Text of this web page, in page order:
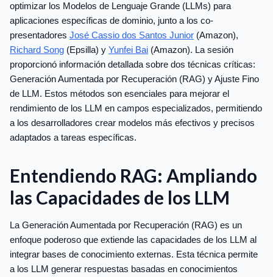
optimizar los Modelos de Lenguaje Grande (LLMs) para
aplicaciones específicas de dominio, junto a los co-
presentadores José Cassio dos Santos Junior (Amazon),
Richard Song (Epsilla) y Yunfei Bai (Amazon). La sesión
proporcionó información detallada sobre dos técnicas críticas:
Generación Aumentada por Recuperación (RAG) y Ajuste Fino
de LLM. Estos métodos son esenciales para mejorar el
rendimiento de los LLM en campos especializados, permitiendo
a los desarrolladores crear modelos más efectivos y precisos
adaptados a tareas específicas.
Entendiendo RAG: Ampliando
las Capacidades de los LLM
La Generación Aumentada por Recuperación (RAG) es un
enfoque poderoso que extiende las capacidades de los LLM al
integrar bases de conocimiento externas. Esta técnica permite
a los LLM generar respuestas basadas en conocimientos